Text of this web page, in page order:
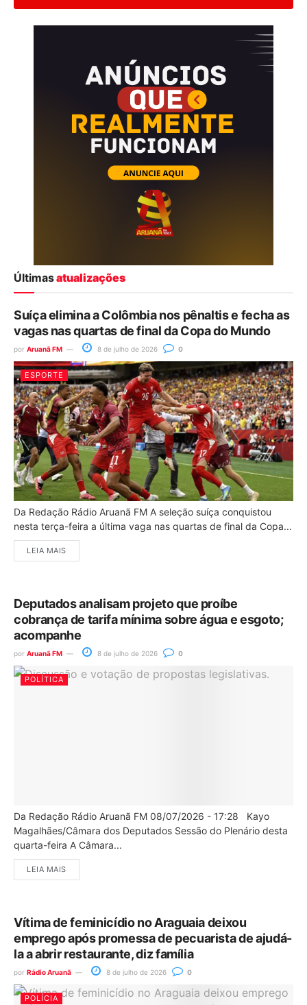
Últimasatualizações
Suíça elimina a Colômbia nos pênaltis e fecha as
vagas nas quartas de final da Copa do Mundo
por Aruanã FM 8 de julho de 2026 0
ESPORTE
Da Redação Rádio Aruanã FM A seleção suíça conquistou
nesta terça-feira a última vaga nas quartas de final da Copa...
LEIA MAIS
Deputados analisam projeto que proíbe
cobrança de tarifa mínima sobre água e esgoto;
acompanhe
por Aruanã FM 8 de julho de 2026 0
POLÍTICA
Da Redação Rádio Aruanã FM 08/07/2026 - 17:28 Kayo
Magalhães/Câmara dos Deputados Sessão do Plenário desta
quarta-feira A Câmara...
LEIA MAIS
Vítima de feminicídio no Araguaia deixou
emprego após promessa de pecuarista de ajudá-
la a abrir restaurante, diz família
por Rádio Aruanã 8 de julho de 2026 0
POLÍCIA